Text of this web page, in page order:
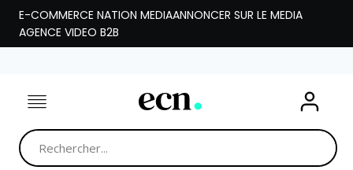
Aller
contenu
E-COMMERCE NATION MEDIAANNONCER SUR LE MEDIA
AGENCE VIDEO B2B